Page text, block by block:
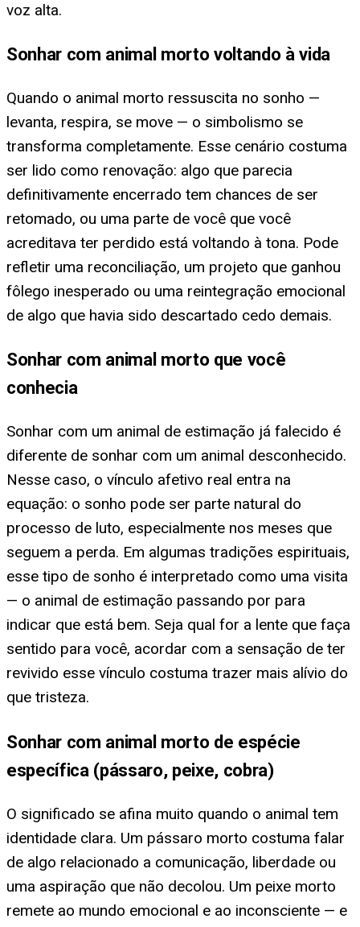
voz alta.
Sonhar com animal morto voltando à vida
Quando o animal morto ressuscita no sonho —
levanta, respira, se move — o simbolismo se
transforma completamente. Esse cenário costuma
ser lido como renovação: algo que parecia
definitivamente encerrado tem chances de ser
retomado, ou uma parte de você que você
acreditava ter perdido está voltando à tona. Pode
refletir uma reconciliação, um projeto que ganhou
fôlego inesperado ou uma reintegração emocional
de algo que havia sido descartado cedo demais.
Sonhar com animal morto que você
conhecia
Sonhar com um animal de estimação já falecido é
diferente de sonhar com um animal desconhecido.
Nesse caso, o vínculo afetivo real entra na
equação: o sonho pode ser parte natural do
processo de luto, especialmente nos meses que
seguem a perda. Em algumas tradições espirituais,
esse tipo de sonho é interpretado como uma visita
— o animal de estimação passando por para
indicar que está bem. Seja qual for a lente que faça
sentido para você, acordar com a sensação de ter
revivido esse vínculo costuma trazer mais alívio do
que tristeza.
Sonhar com animal morto de espécie
específica (pássaro, peixe, cobra)
O significado se afina muito quando o animal tem
identidade clara. Um pássaro morto costuma falar
de algo relacionado a comunicação, liberdade ou
uma aspiração que não decolou. Um peixe morto
remete ao mundo emocional e ao inconsciente — e